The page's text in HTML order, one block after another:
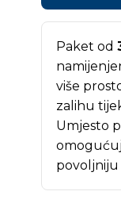
Paket od
više
zalihu
Umjesto
povoljniju